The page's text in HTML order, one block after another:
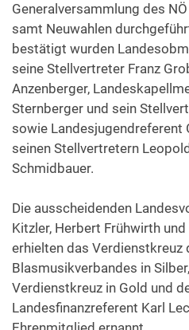
Generalversammlung des
samt Neuwahlen
bestätigt wurden
seine Stellvertreter Franz
Anzenberger,
Sternberger und sein
sowie Landesjugendreferent
seinen Stellvertretern
Schmidbauer.
Die ausscheidenden
Kitzler, Herbert Frühwirth
erhielten das Verdienstkreuz
Blasmusikverbandes in
Verdienstkreuz in Gold und
Landesfinanzreferent Karl